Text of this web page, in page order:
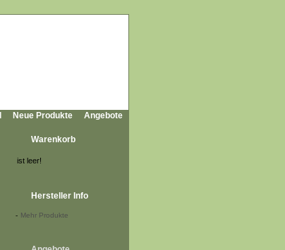
Neue Produkte Angebote
Warenkorb
ist leer!
Hersteller Info
- Mehr Produkte